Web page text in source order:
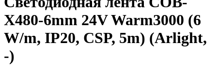
X480-6mm 24V Warm3000 (6
W/m, IP20, CSP, 5m) (Arlight,
-)